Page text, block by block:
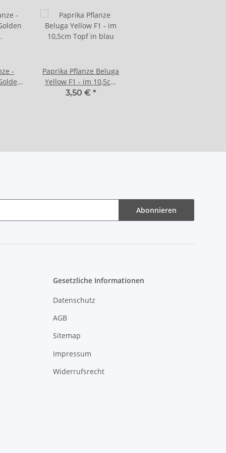
-
Paprika Pflanze Beluga
Yellow F1 - im 10,5cm
Topf in blau
3,50 € *
Abonnieren
Gesetzliche Informationen
Datenschutz
AGB
Sitemap
Impressum
Widerrufsrecht